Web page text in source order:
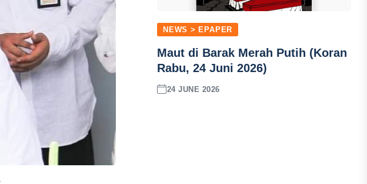
NEWS > EPAPER
Maut di Barak Merah Putih (Koran
Rabu, 24 Juni 2026)
24 JUNE 2026